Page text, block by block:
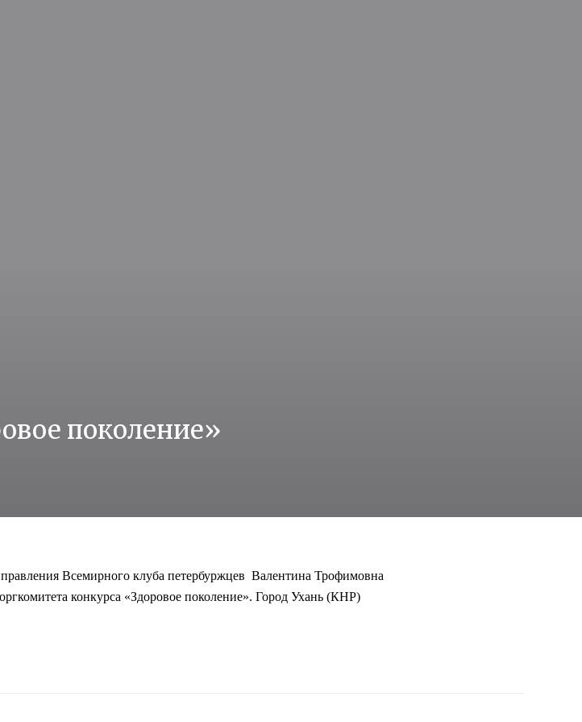
поколение»
правления Всемирного клуба петербуржцев Валентина Трофимовна
конкурса «Здоровое поколение». Город Ухань (КНР)